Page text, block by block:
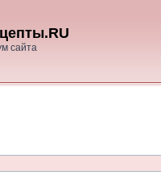
сайта